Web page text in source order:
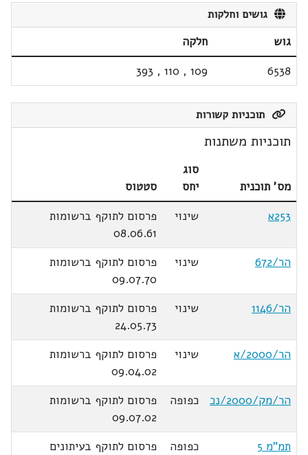
גושים וחלקות
גוש
חלקה
6538
109
,
110
,
393
תוכניות קשורות
תוכניות משתנות
מס' תוכנית
סוג
יחס
סטטוס
253א
שינוי
פרסום לתוקף ברשומות
08.06.61
הר/672
שינוי
פרסום לתוקף ברשומות
09.07.70
הר/1146
שינוי
פרסום לתוקף ברשומות
24.05.73
הר/2000/א
שינוי
פרסום לתוקף ברשומות
09.04.02
הר/מק/2000/נכ
כפופה
פרסום לתוקף ברשומות
09.07.02
תמ"מ 5
כפופה
פרסום לתוקף בעיתונים